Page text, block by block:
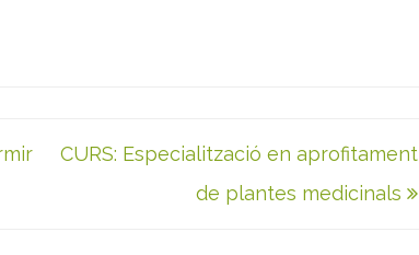
CURS: Especialització en aprofitament
de plantes medicinals